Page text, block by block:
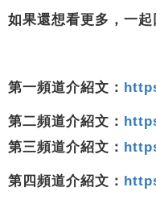
如果還想看更多，一起
第一頻道介紹文：
第二頻道介紹文：
第三頻道介紹文：
第四頻道介紹文：